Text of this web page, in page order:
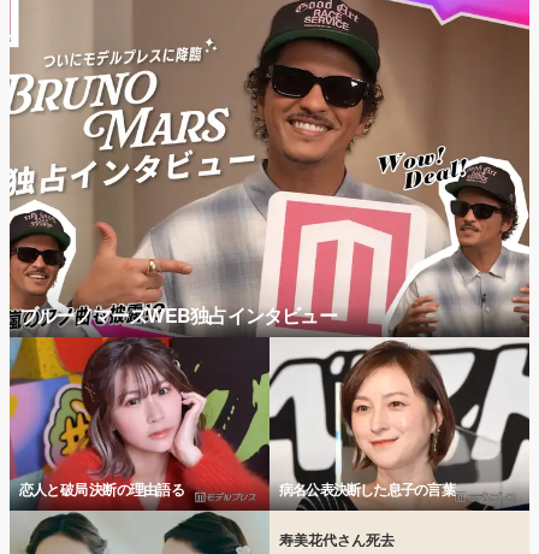
ブルーノマーズWEB独占インタビュー
恋人と破局 決断の理由語る 病名公表決断した息子の言葉
寿美花代さん死去